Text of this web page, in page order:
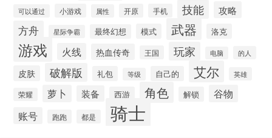
可以通过 小游戏 属性 开原 手机 技能 攻略
方舟 星际争霸 最终幻想 模式 武器 洛克
游戏 火线 热血传奇 王国 玩家 电脑 的人
皮肤 破解版 礼包 等级 自己的 艾尔 英雄
荣耀 萝卜 装备 西游 角色 解锁 谷物
账号 跑跑 都是 骑士